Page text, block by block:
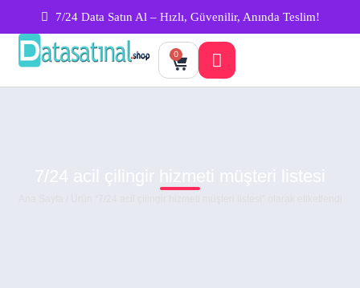
7/24 Data Satın Al – Hızlı, Güvenilir, Anında Teslim!
0
7/24 acil çilingir hizmeti müşteri listesi